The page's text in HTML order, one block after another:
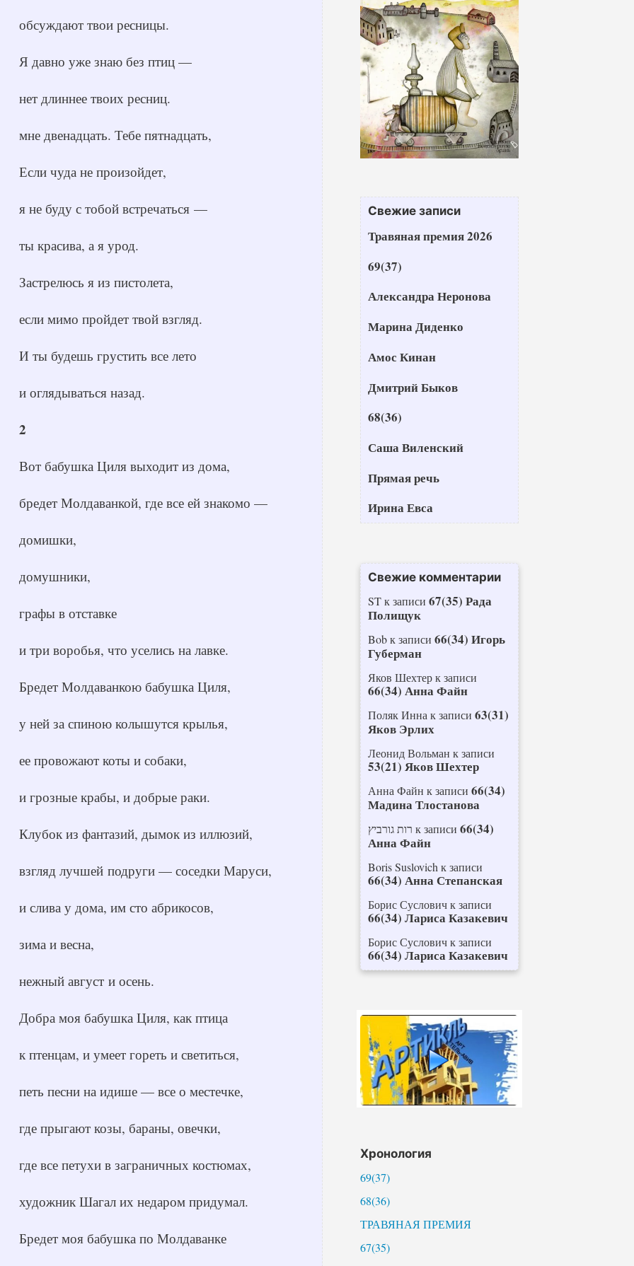
обсуждают твои ресницы.
Я давно уже знаю без птиц —
нет длиннее твоих ресниц.
мне двенадцать. Тебе пятнадцать,
Если чуда не произойдет,
я не буду с тобой встречаться —
ты красива, а я урод.
Застрелюсь я из пистолета,
если мимо пройдет твой взгляд.
И ты будешь грустить все лето
и оглядываться назад.
2
Вот бабушка Циля выходит из дома,
бредет Молдаванкой, где все ей знакомо —
домишки,
домушники,
графы в отставке
и три воробья, что уселись на лавке.
Бредет Молдаванкою бабушка Циля,
у ней за спиною колышутся крылья,
ее провожают коты и собаки,
и грозные крабы, и добрые раки.
Клубок из фантазий, дымок из иллюзий,
взгляд лучшей подруги — соседки Маруси,
и слива у дома, им сто абрикосов,
зима и весна,
нежный август и осень.
Добра моя бабушка Циля, как птица
к птенцам, и умеет гореть и светиться,
петь песни на идише — все о местечке,
где прыгают козы, бараны, овечки,
где все петухи в заграничных костюмах,
художник Шагал их недаром придумал.
Бредет моя бабушка по Молдаванке
Свежие записи
Травяная премия 2026
69(37)
Александра Неронова
Марина Диденко
Амос Кинан
Дмитрий Быков
68(36)
Саша Виленский
Прямая речь
Ирина Евса
Свежие комментарии
STк записи 67(35) Рада
Полищук
Bobк записи 66(34) Игорь
Губерман
Яков Шехтерк записи
66(34) Анна Файн
Поляк Инна к записи 63(31)
Яков Эрлих
Леонид Вольман к записи
53(21) Яков Шехтер
Анна Файн к записи 66(34)
Мадина Тлостанова
רות גורביץ к записи 66(34)
Анна Файн
Boris Suslovich к записи
66(34) Анна Степанская
Борис Сусловичк записи
66(34) Лариса Казакевич
Борис Сусловичк записи
66(34) Лариса Казакевич
Хронология
69(37)
68(36)
ТРАВЯНАЯ ПРЕМИЯ
67(35)